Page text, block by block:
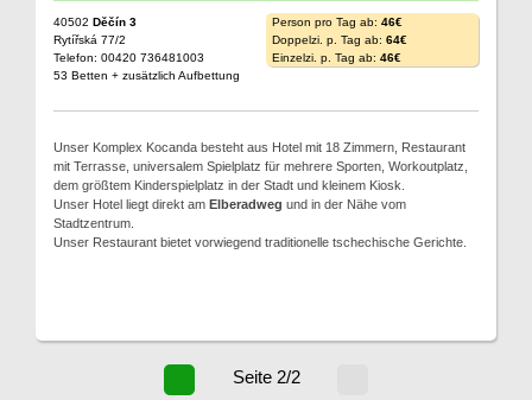
40502 Děčín 3
Rytířská 77/2
Telefon: 00420 736481003
53 Betten + zusätzlich Aufbettung
Person pro Tag ab: 46€
Doppelzi. p. Tag ab: 64€
Einzelzi. p. Tag ab: 46€
Unser Komplex Kocanda besteht aus Hotel mit 18 Zimmern, Restaurant
mit Terrasse, universalem Spielplatz für mehrere Sporten, Workoutplatz,
dem größtem Kinderspielplatz in der Stadt und kleinem Kiosk.
Unser Hotel liegt direkt am Elberadweg und in der Nähe vom
Stadtzentrum.
Unser Restaurant bietet vorwiegend traditionelle tschechische Gerichte.
Seite 2/2